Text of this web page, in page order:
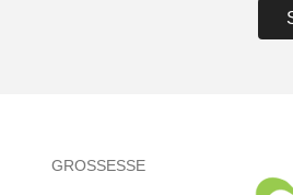
GROSSESSE